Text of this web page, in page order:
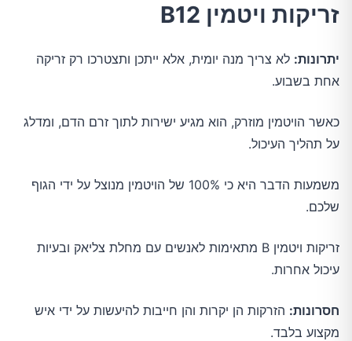
זריקות ויטמין B12
יתרונות: לא צריך מנה יומית, אלא ייתכן ותצטרכו רק זריקה
אחת בשבוע.
כאשר הויטמין מוזרק, הוא מגיע ישירות לתוך זרם הדם, ומדלג
על תהליך העיכול.
משמעות הדבר היא כי 100% של הויטמין מנוצל על ידי הגוף
שלכם.
זריקות ויטמין B מתאימות לאנשים עם מחלת צליאק ובעיות
עיכול אחרות.
חסרונות: הזרקות הן יקרות והן חייבות להיעשות על ידי איש
מקצוע בלבד.